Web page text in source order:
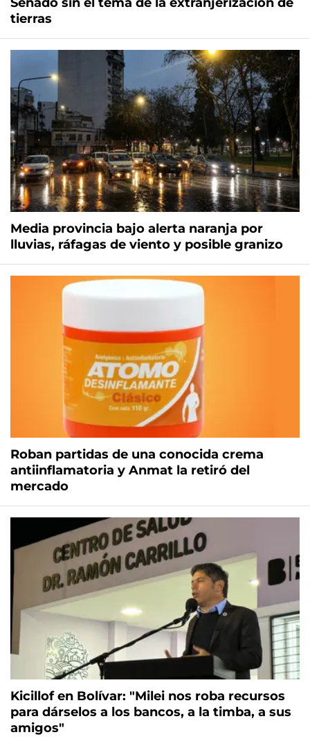
tierras
Media provincia bajo alerta naranja por
lluvias, ráfagas de viento y posible granizo
Roban partidas de una conocida crema
antiinflamatoria y Anmat la retiró del
mercado
Kicillof en Bolívar: "Milei nos roba recursos
para dárselos a los bancos, a la timba, a sus
amigos"